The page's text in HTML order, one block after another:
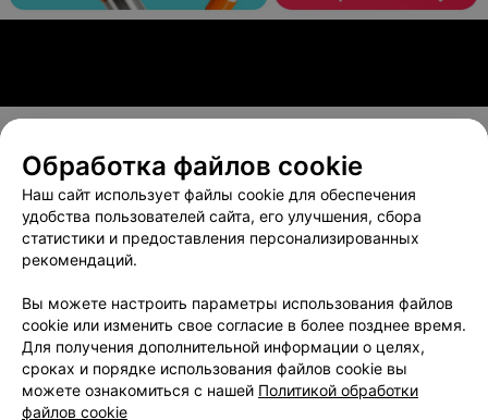
О проекте Новости проекта
Вакансии
Публичный договор
Способы оплаты
Публичный договор по использованию сервиса
Написать в поддержку
Связаться по вопросам сотрудничества
Написать руководителю relax.by
Обработка файлов cookie
Наш сайт использует файлы cookie для обеспечения
удобства пользователей сайта, его улучшения, сбора
статистики и предоставления персонализированных
рекомендаций.
Вы можете настроить параметры использования файлов
cookie или изменить свое согласие в более позднее время.
Для получения дополнительной информации о целях,
сроках и порядке использования файлов cookie вы
можете ознакомиться с нашей Политикой обработки
файлов cookie